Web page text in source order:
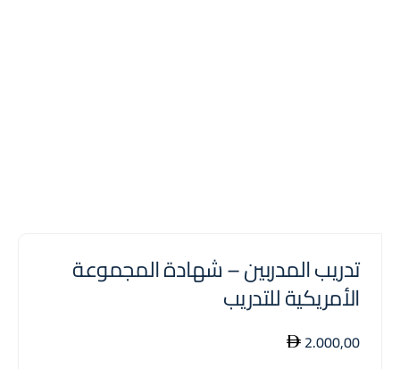
تدريب المدربين – شهادة المجموعة
الأمريكية للتدريب
2.000,00